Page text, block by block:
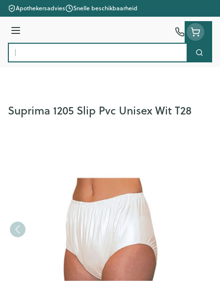
Ga naar de inhoud
Apothekersadvies Snelle beschikbaarheid
Menu
Product, merk, categorie...
Zoek
Suprima 1205 Slip Pvc Unisex Wit T28